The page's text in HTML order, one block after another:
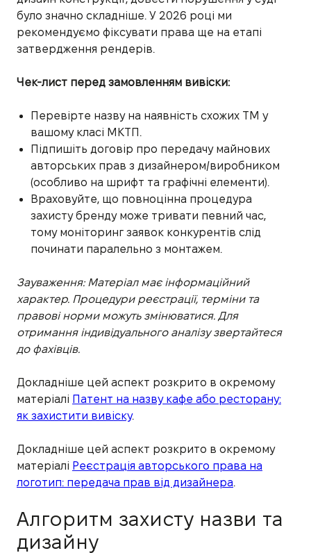
було значно складніше. У 2026 році ми
рекомендуємо фіксувати права ще на етапі
затвердження рендерів.
Чек-лист перед замовленням вивіски:
Перевірте назву на наявність схожих ТМ у
вашому класі МКТП.
Підпишіть договір про передачу майнових
авторських прав з дизайнером/виробником
(особливо на шрифт та графічні елементи).
Враховуйте, що повноцінна процедура
захисту бренду може тривати певний час,
тому моніторинг заявок конкурентів слід
починати паралельно з монтажем.
Зауваження: Матеріал має інформаційний
характер. Процедури реєстрації, терміни та
правові норми можуть змінюватися. Для
отримання індивідуального аналізу звертайтеся
до фахівців.
Докладніше цей аспект розкрито в окремому
матеріалі Патент на назву кафе або ресторану:
як захистити вивіску.
Докладніше цей аспект розкрито в окремому
матеріалі Реєстрація авторського права на
логотип: передача прав від дизайнера.
Алгоритм захисту назви та
дизайну